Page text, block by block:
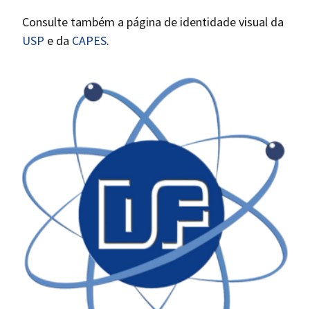
Consulte também a página de identidade visual da
USP e da CAPES.